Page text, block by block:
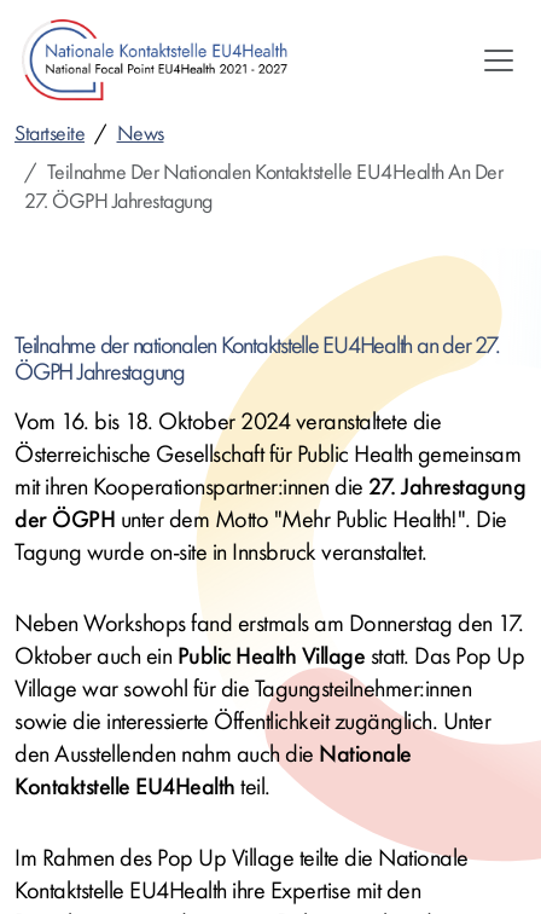
zum
Inhalt
Startseite
News
Teilnahme Der Nationalen Kontaktstelle EU4Health An Der
27. ÖGPH Jahrestagung
Teilnahme der nationalen KontaktstelleEU4Healthan der 27.
ÖGPH Jahrestagung
Vom 16. bis 18. Oktober 2024 veranstaltete die
Österreichische Gesellschaft für Public Health gemeinsam
mit ihren Kooperationspartner:innen die 27. Jahrestagung
der ÖGPH unter dem Motto "Mehr Public Health!". Die
Tagung wurde on-site in Innsbruck veranstaltet.
Neben Workshops fand erstmals am Donnerstag den 17.
Oktober auch ein Public Health Village statt. Das Pop Up
Village war sowohl für die Tagungsteilnehmer:innen
sowie die interessierte Öffentlichkeit zugänglich. Unter
den Ausstellenden nahm auch die Nationale
Kontaktstelle EU4Health teil.
Im Rahmen des Pop Up Village teilte die Nationale
Kontaktstelle EU4Health ihre Expertise mit den